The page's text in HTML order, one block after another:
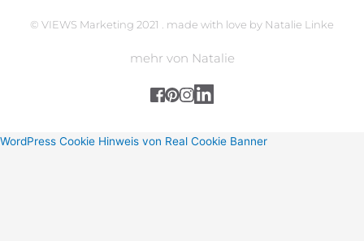
© VIEWS Marketing 2021 . made with love by Natalie Linke
mehr von Natalie
WordPress Cookie Hinweis von Real Cookie Banner